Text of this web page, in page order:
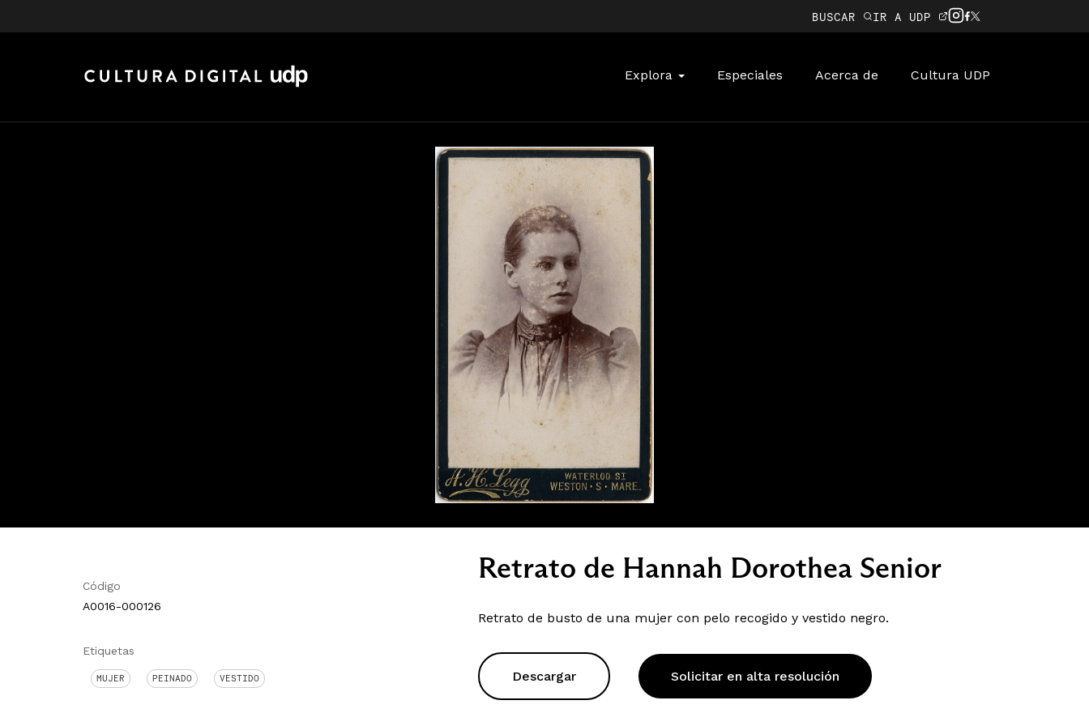
BUSCAR IR A UDP
Explora Especiales Acerca de Cultura UDP
Código
A0016-000126
Etiquetas
MUJER PEINADO VESTIDO
Retrato de Hannah Dorothea Senior
Retrato de busto de una mujer con pelo recogido y vestido negro.
Descargar Solicitar en alta resolución